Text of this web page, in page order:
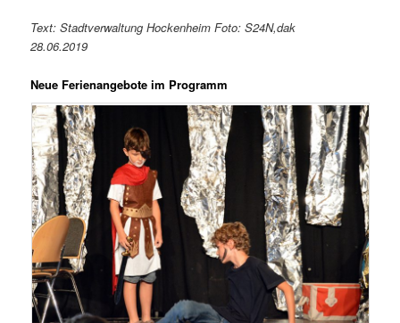
Text: Stadtverwaltung Hockenheim Foto: S24N,dak
28.06.2019
Neue Ferienangebote im Programm